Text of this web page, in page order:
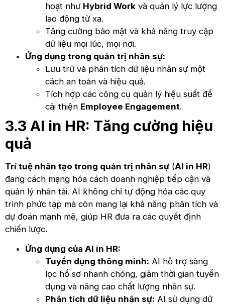
hoạt như Hybrid Work và quản lý lực lượng
lao động từ xa.
Tăng cường bảo mật và khả năng truy cập
dữ liệu mọi lúc, mọi nơi.
Ứng dụng trong quản trị nhân sự:
Lưu trữ và phân tích dữ liệu nhân sự một
cách an toàn và hiệu quả.
Tích hợp các công cụ quản lý hiệu suất để
cải thiện Employee Engagement.
3.3 AI in HR: Tăng cường hiệu
quả
Trí tuệ nhân tạo trong quản trị nhân sự (AI in HR)
đang cách mạng hóa cách doanh nghiệp tiếp cận và
quản lý nhân tài. AI không chỉ tự động hóa các quy
trình phức tạp mà còn mang lại khả năng phân tích và
dự đoán mạnh mẽ, giúp HR đưa ra các quyết định
chiến lược.
Ứng dụng của AI in HR:
Tuyển dụng thông minh: AI hỗ trợ sàng
lọc hồ sơ nhanh chóng, giảm thời gian tuyển
dụng và nâng cao chất lượng nhân sự.
Phân tích dữ liệu nhân sự: AI sử dụng dữ